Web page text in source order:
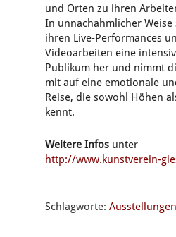
und Orten zu ihren
In unnachahmlicher Weise
ihren Live-Performances
Videoarbeiten eine
Publikum her und nimmt
mit auf eine emotionale
Reise, die sowohl Höhen
kennt.
Weitere Infos unter
http://www.kunstverein-
Schlagworte: Ausstellungen